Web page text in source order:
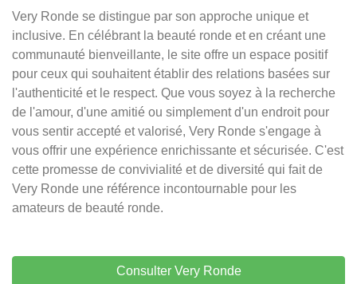
Very Ronde se distingue par son approche unique et
inclusive. En célébrant la beauté ronde et en créant une
communauté bienveillante, le site offre un espace positif
pour ceux qui souhaitent établir des relations basées sur
l'authenticité et le respect. Que vous soyez à la recherche
de l'amour, d'une amitié ou simplement d'un endroit pour
vous sentir accepté et valorisé, Very Ronde s'engage à
vous offrir une expérience enrichissante et sécurisée. C'est
cette promesse de convivialité et de diversité qui fait de
Very Ronde une référence incontournable pour les
amateurs de beauté ronde.
Consulter Very Ronde